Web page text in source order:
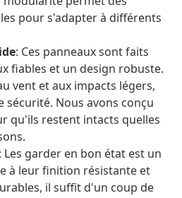
pour s'adapter à différents
: Ces panneaux sont faits
fiables et un design robuste.
vent et aux impacts légers,
sécurité. Nous avons conçu
qu'ils restent intacts quelles
: Les garder en bon état est un
à leur finition résistante et
il suffit d'un coup de